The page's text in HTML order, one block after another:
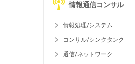
情報通信コンサル
情報処理/システム
コンサル/シンクタンク
通信/ネットワーク